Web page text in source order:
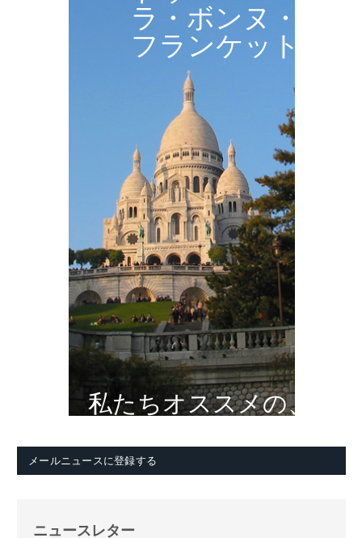
私たちオススメの、
ラ・ボンヌ・
フランケット
メールニュースに登録する
ニュースレター